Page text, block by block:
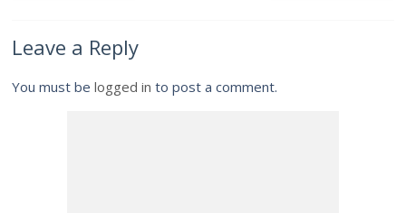
Leave a Reply
You must belogged in to post a comment.